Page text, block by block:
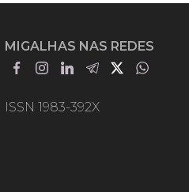
MIGALHAS NAS REDES
ISSN 1983-392X